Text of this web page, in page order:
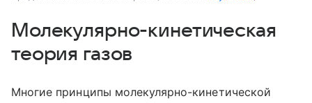
Молекулярно-кинетическая
теория газов
Многие принципы молекулярно-кинетической